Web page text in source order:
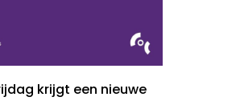
krijgt een nieuwe